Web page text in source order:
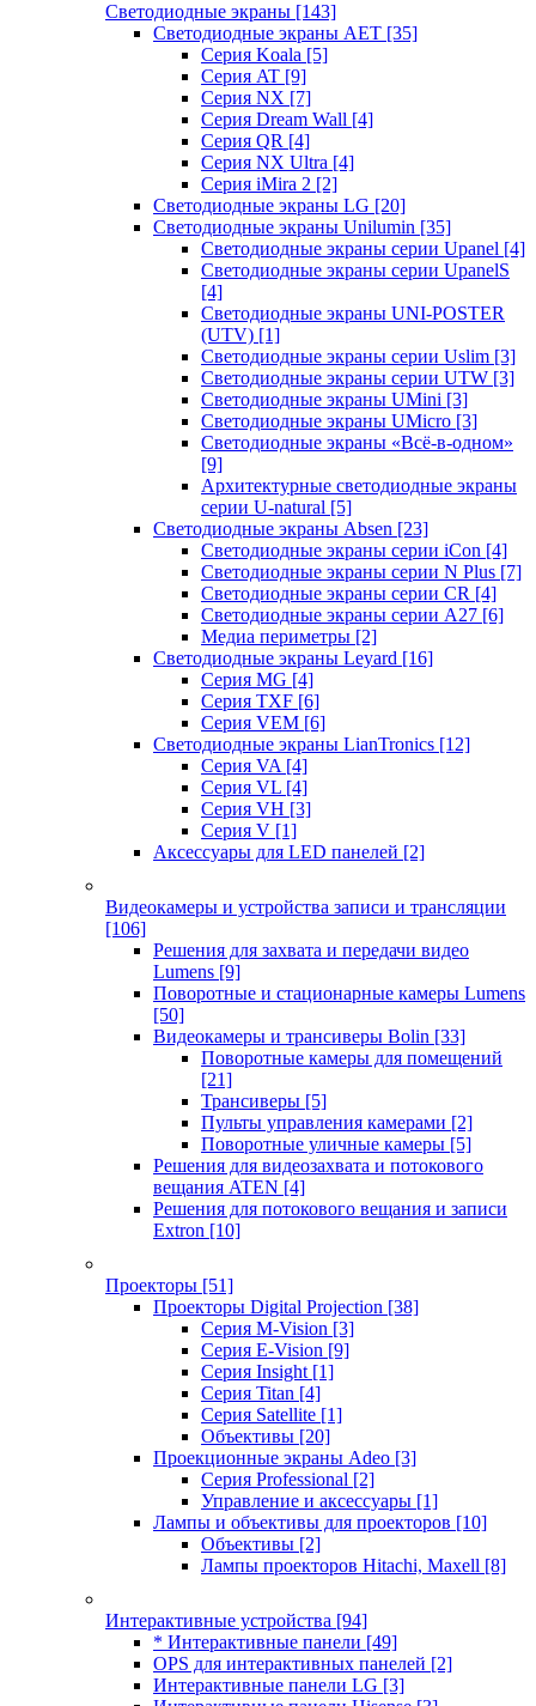
Светодиодные экраны [143]
Светодиодные экраны AET [35]
Cерия Koala [5]
Серия AT [9]
Серия NX [7]
Серия Dream Wall [4]
Серия QR [4]
Серия NX Ultra [4]
Серия iMira 2 [2]
Светодиодные экраны LG [20]
Светодиодные экраны Unilumin [35]
Светодиодные экраны серии Upanel [4]
Светодиодные экраны серии UpanelS
[4]
Светодиодные экраны UNI-POSTER
(UTV) [1]
Светодиодные экраны серии Uslim [3]
Светодиодные экраны серии UTW [3]
Светодиодные экраны UMini [3]
Светодиодные экраны UMicro [3]
Светодиодные экраны «Всё-в-одном»
[9]
Архитектурные светодиодные экраны
серии U-natural [5]
Светодиодные экраны Absen [23]
Светодиодные экраны серии iCon [4]
Светодиодные экраны серии N Plus [7]
Светодиодные экраны серии CR [4]
Светодиодные экраны серии А27 [6]
Медиа периметры [2]
Светодиодные экраны Leyard [16]
Серия MG [4]
Серия TXF [6]
Серия VEM [6]
Светодиодные экраны LianTronics [12]
Серия VA [4]
Серия VL [4]
Серия VH [3]
Серия V [1]
Аксессуары для LED панелей [2]
Видеокамеры и устройства записи и трансляции
[106]
Решения для захвата и передачи видео
Lumens [9]
Поворотные и стационарные камеры Lumens
[50]
Видеокамеры и трансиверы Bolin [33]
Поворотные камеры для помещений
[21]
Трансиверы [5]
Пульты управления камерами [2]
Поворотные уличные камеры [5]
Решения для видеозахвата и потокового
вещания ATEN [4]
Решения для потокового вещания и записи
Extron [10]
Проекторы [51]
Проекторы Digital Projection [38]
Серия M-Vision [3]
Серия E-Vision [9]
Серия Insight [1]
Серия Titan [4]
Серия Satellite [1]
Объективы [20]
Проекционные экраны Adeo [3]
Серия Professional [2]
Управление и аксессуары [1]
Лампы и объективы для проекторов [10]
Объективы [2]
Лампы проекторов Hitachi, Maxell [8]
Интерактивные устройства [94]
* Интерактивные панели [49]
OPS для интерактивных панелей [2]
Интерактивные панели LG [3]